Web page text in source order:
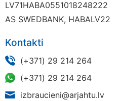
LV71HABA0551018248222
AS SWEDBANK, HABALV22
Kontakti
(+371) 29 214 264
(+371) 29 214 264
izbraucieni@arjahtu.lv